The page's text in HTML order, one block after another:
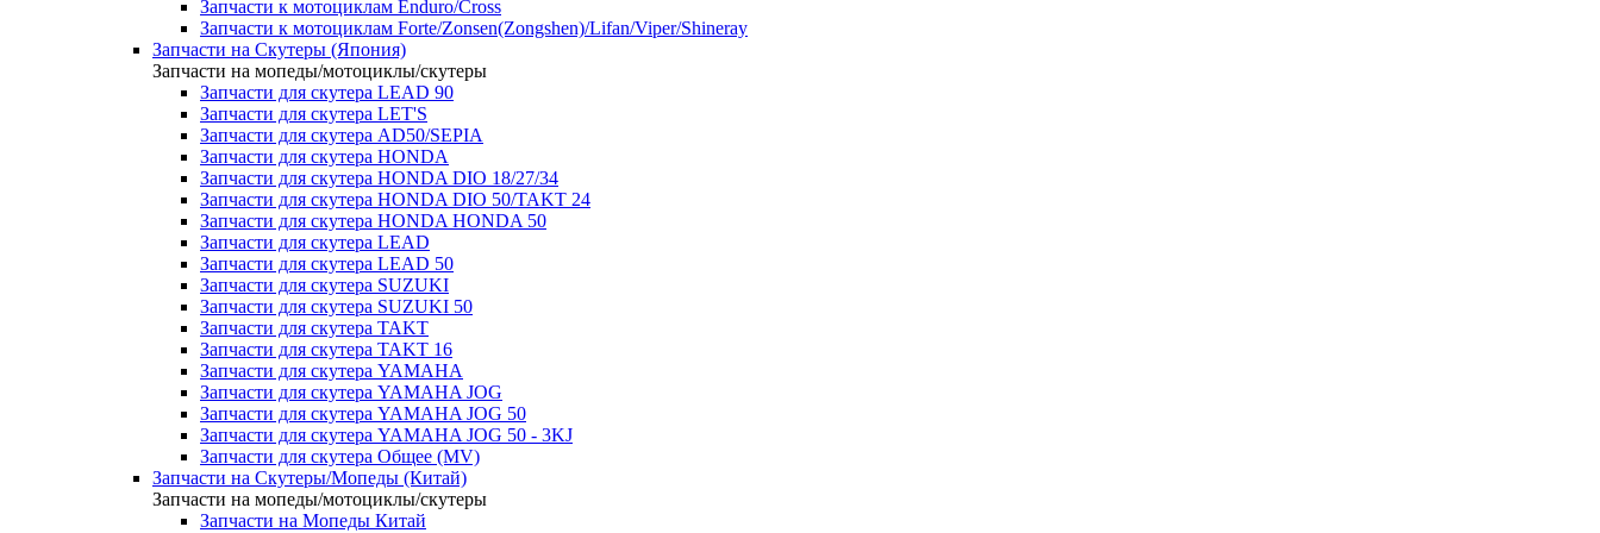
Запчасти к мотоциклам Enduro/Cross
Запчасти к мотоциклам Forte/Zonsen(Zongshen)/Lifan/Viper/Shineray
Запчасти на Скутеры (Япония)
Запчасти на мопеды/мотоциклы/скутеры
Запчасти для скутера LEAD 90
Запчасти для скутера LET'S
Запчасти для скутера AD50/SEPIA
Запчасти для скутера HONDA
Запчасти для скутера HONDA DIO 18/27/34
Запчасти для скутера HONDA DIO 50/TAKT 24
Запчасти для скутера HONDA HONDA 50
Запчасти для скутера LEAD
Запчасти для скутера LEAD 50
Запчасти для скутера SUZUKI
Запчасти для скутера SUZUKI 50
Запчасти для скутера TAKT
Запчасти для скутера TAKT 16
Запчасти для скутера YAMAHA
Запчасти для скутера YAMAHA JOG
Запчасти для скутера YAMAHA JOG 50
Запчасти для скутера YAMAHA JOG 50 - 3KJ
Запчасти для скутера Общее (MV)
Запчасти на Скутеры/Мопеды (Китай)
Запчасти на мопеды/мотоциклы/скутеры
Запчасти на Мопеды Китай